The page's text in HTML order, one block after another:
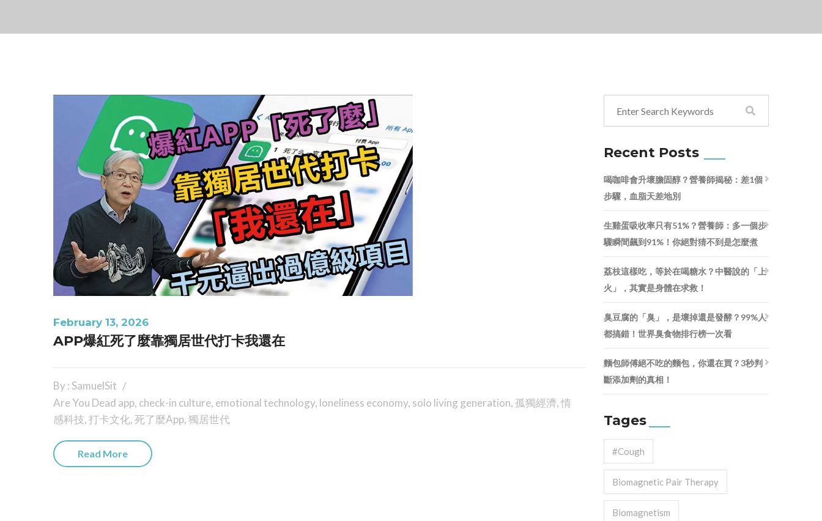
February 13, 2026
APP爆紅死了麼靠獨居世代打卡我還在
By : SamuelSit
Are You Dead app, check-in culture, emotional technology, loneliness economy, solo living generation,孤獨經濟,情
感科技,打卡文化,死了麼App,獨居世代
Read More
Recent Posts
喝咖啡會升壞膽固醇？營養師揭秘：差1個
步驟，血脂天差地別
生雞蛋吸收率只有51%？營養師：多一個步
驟瞬間飆到91%！你絕對猜不到是怎麼煮
荔枝這樣吃，等於在喝糖水？中醫說的「上
火」，其實是身體在求救！
臭豆腐的「臭」，是壞掉還是發酵？99%人
都搞錯！世界臭食物排行榜一次看
麵包師傅絕不吃的麵包，你還在買？3秒判
斷添加劑的真相！
Tages
#cough
Biomagnetic Pair Therapy
Biomagnetism